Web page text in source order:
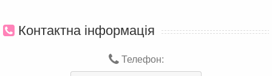
Контактна інформація
Телефон: